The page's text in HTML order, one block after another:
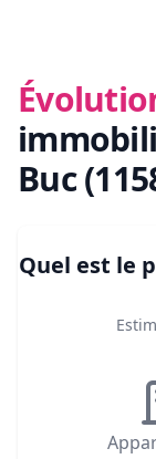
Buc
Quel est le